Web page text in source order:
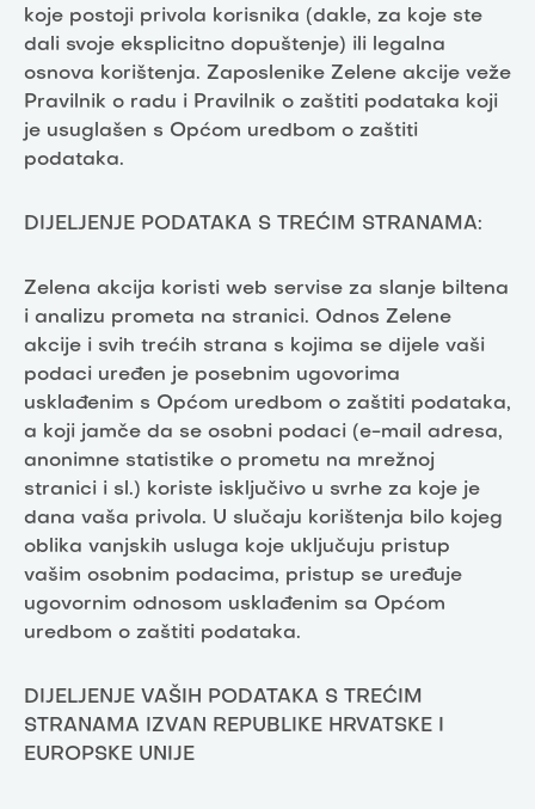
koje postoji privola korisnika (dakle, za koje ste
dali svoje eksplicitno dopuštenje) ili legalna
osnova korištenja. Zaposlenike Zelene akcije veže
Pravilnik o radu i Pravilnik o zaštiti podataka koji
je usuglašen s Općom uredbom o zaštiti
podataka.
DIJELJENJE PODATAKA S TREĆIM STRANAMA:
Zelena akcija koristi web servise za slanje biltena
i analizu prometa na stranici. Odnos Zelene
akcije i svih trećih strana s kojima se dijele vaši
podaci uređen je posebnim ugovorima
usklađenim s Općom uredbom o zaštiti podataka,
a koji jamče da se osobni podaci (e-mail adresa,
anonimne statistike o prometu na mrežnoj
stranici i sl.) koriste isključivo u svrhe za koje je
dana vaša privola. U slučaju korištenja bilo kojeg
oblika vanjskih usluga koje uključuju pristup
vašim osobnim podacima, pristup se uređuje
ugovornim odnosom usklađenim sa Općom
uredbom o zaštiti podataka.
DIJELJENJE VAŠIH PODATAKA S TREĆIM
STRANAMA IZVAN REPUBLIKE HRVATSKE I
EUROPSKE UNIJE